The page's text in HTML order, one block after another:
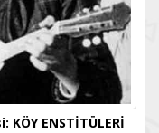
KÖY ENSTİTÜLERİ